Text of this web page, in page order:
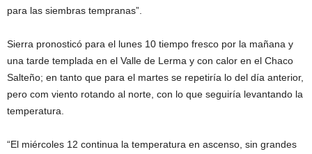
para las siembras tempranas”.
Sierra pronosticó para el lunes 10 tiempo fresco por la mañana y
una tarde templada en el Valle de Lerma y con calor en el Chaco
Salteño; en tanto que para el martes se repetiría lo del día anterior,
pero com viento rotando al norte, con lo que seguiría levantando la
temperatura.
“El miércoles 12 continua la temperatura en ascenso, sin grandes